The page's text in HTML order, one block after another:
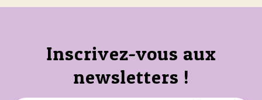
Inscrivez-vous aux
newsletters !